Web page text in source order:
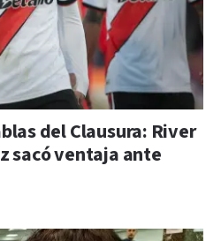
del Clausura: River
sacó ventaja ante